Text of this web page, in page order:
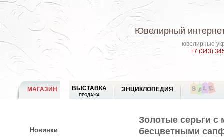
Ювелирный
ювелирные
+7 (343)
МАГАЗИН ВЫСТАВКА
ПРОДАЖА
ЭНЦИКЛОПЕДИЯ
Новинки
Золотые серьги с
бесцветными